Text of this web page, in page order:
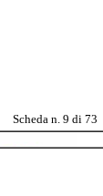
Scheda n. 9 di 73